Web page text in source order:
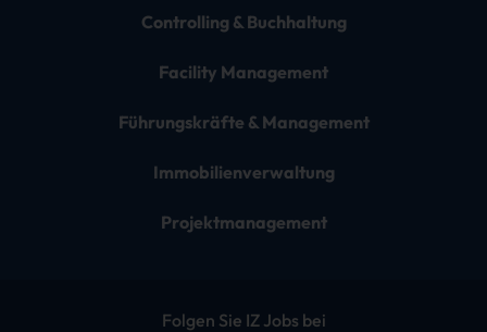
Controlling & Buchhaltung
Facility Management
Führungskräfte & Management
Immobilienverwaltung
Projektmanagement
Folgen Sie IZ Jobs bei